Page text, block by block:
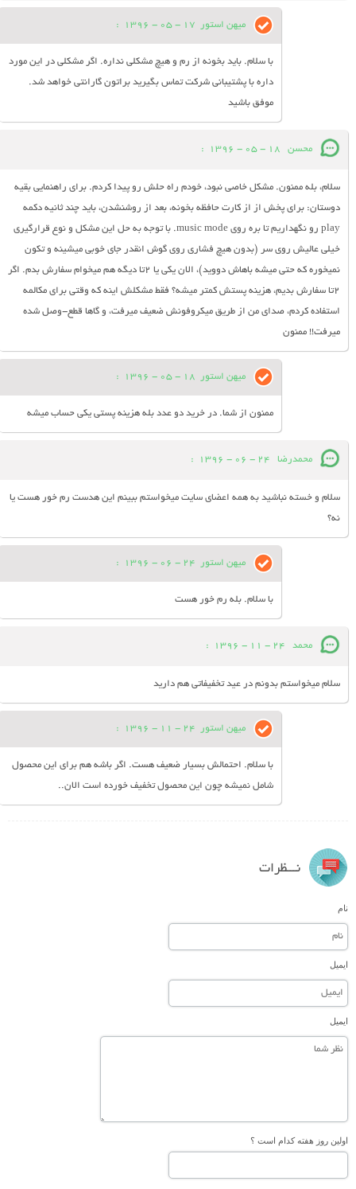
میهن استور 17 - 05 - 1396
:
با سلام. باید بخونه از رم و هیچ مشکلی نداره. اگر مشکلی در این مورد
داره با پشتیبانی شرکت تماس بگیرید براتون گارانتی خواهد شد.
موفق باشید
محسن 18 - 05 - 1396
:
سلام، بله ممنون. مشکل خاصی نبود، خودم راه حلش رو پیدا کردم. برای راهنمایی بقیه
دوستان: برای پخش از از کارت حافظه بخونه، بعد از روشنشدن، باید چند ثانیه دکمه
play رو نگهداریم تا بره روی music mode. با توجه به حل این مشکل و نوع قرارگیری
خیلی عالیش روی سر (بدون هیچ فشاری روی گوش انقدر جای خوبی میشینه و تکون
نمیخوره که حتی میشه باهاش دووید)، الان یکی یا 2تا دیگه هم میخوام سفارش بدم. اگر
2تا سفارش بدیم، هزینه پستش کمتر میشه؟ فقط مشکلش اینه که وقتی برای مکالمه
استفاده کردم، صدای من از طریق میکروفونش ضعیف میرفت، و گاها قطع-وصل شده
میرفت!! ممنون
میهن استور 18 - 05 - 1396
:
ممنون از شما. در خرید دو عدد بله هزینه پستی یکی حساب میشه
محمدرضا 24 - 06 - 1396
:
سلام و خسته نباشید به همه اعضای سایت میخواستم ببینم این هدست رم خور هست یا
نه؟
میهن استور 24 - 06 - 1396
:
با سلام. بله رم خور هست
محمد 24 - 11 - 1396
:
سلام میخواستم بدونم در عید تخفیفاتی هم دارید
میهن استور 24 - 11 - 1396
:
با سلام. احتمالش بسیار ضعیف هست. اگر باشه هم برای این محصول
شامل نمیشه چون این محصول تخفیف خورده است الان..
نـــظرات
نام
ایمیل
ایمیل
اولین روز هفته کدام است ؟